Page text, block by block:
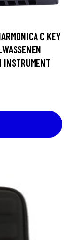
C KEY
INSTRUMENT